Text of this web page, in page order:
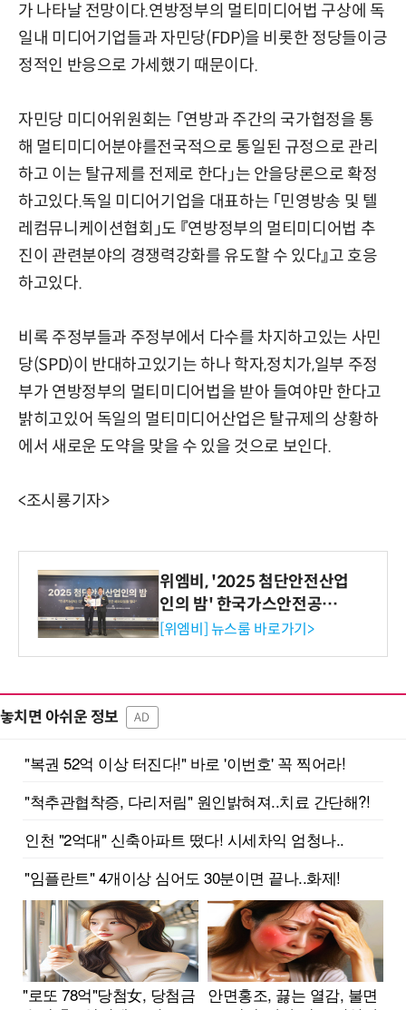
가 나타날 전망이다.연방정부의 멀티미디어법 구상에 독
일내 미디어기업들과 자민당(FDP)을 비롯한 정당들이긍
정적인 반응으로 가세했기 때문이다.
자민당 미디어위원회는 「연방과 주간의 국가협정을 통
해 멀티미디어분야를전국적으로 통일된 규정으로 관리
하고 이는 탈규제를 전제로 한다」는 안을당론으로 확정
하고있다.독일 미디어기업을 대표하는 「민영방송 및 텔
레컴뮤니케이션협회」도 『연방정부의 멀티미디어법 추
진이 관련분야의 경쟁력강화를 유도할 수 있다』고 호응
하고있다.
비록 주정부들과 주정부에서 다수를 차지하고있는 사민
당(SPD)이 반대하고있기는 하나 학자,정치가,일부 주정
부가 연방정부의 멀티미디어법을 받아 들여야만 한다고
밝히고있어 독일의 멀티미디어산업은 탈규제의 상황하
에서 새로운 도약을 맞을 수 있을 것으로 보인다.
<조시룡기자>
위엠비, '2025 첨단안전산업
인의 밤' 한국가스안전공사
사장상 수상
[위엠비] 뉴스룸 바로가기>
놓치면 아쉬운 정보 AD